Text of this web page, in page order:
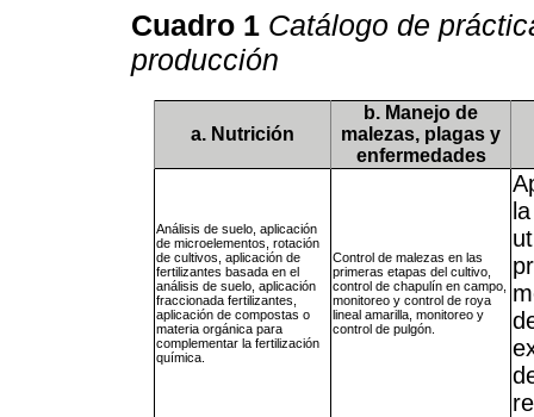
Cuadro 1 Catálogo de
producción
a. Nutrición
b. Manejo de
malezas, plagas y
enfermedades
Análisis de suelo, aplicación
de microelementos, rotación
de cultivos, aplicación de
fertilizantes basada en el
análisis de suelo, aplicación
fraccionada fertilizantes,
aplicación de compostas o
materia orgánica para
complementar la fertilización
química.
Control de malezas en las
primeras etapas del cultivo,
control de chapulín en campo,
monitoreo y control de roya
lineal amarilla, monitoreo y
control de pulgón.